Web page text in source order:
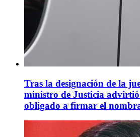
Tras la designación de la
ministro de Justicia
obligado a firmar el